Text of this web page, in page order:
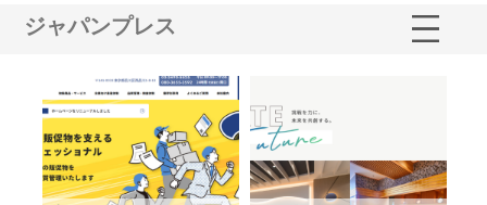
ジャパンプレス